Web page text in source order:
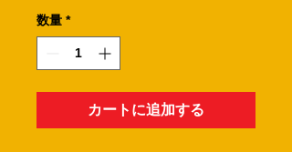
数量 *
カートに追加する